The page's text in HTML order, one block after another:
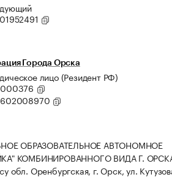
Города Орска
лицо (Резидент РФ)
ОБРАЗОВАТЕЛЬНОЕ АВТОНОМНОЕ
КОМБИНИРОВАННОГО ВИДА Г.
обл. Оренбургская, г. Орск, ул.